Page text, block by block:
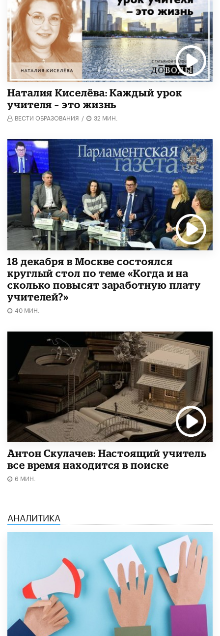
Наталия Киселёва: Каждый урок
учителя – это жизнь
ВЕСТИ ОБРАЗОВАНИЯ / 32 МИН.
18 декабря в Москве состоялся
круглый стол по теме «Когда и на
сколько повысят заработную плату
учителей?»
40 МИН.
Антон Скулачев: Настоящий учитель
все время находится в поиске
6 МИН.
АНАЛИТИКА